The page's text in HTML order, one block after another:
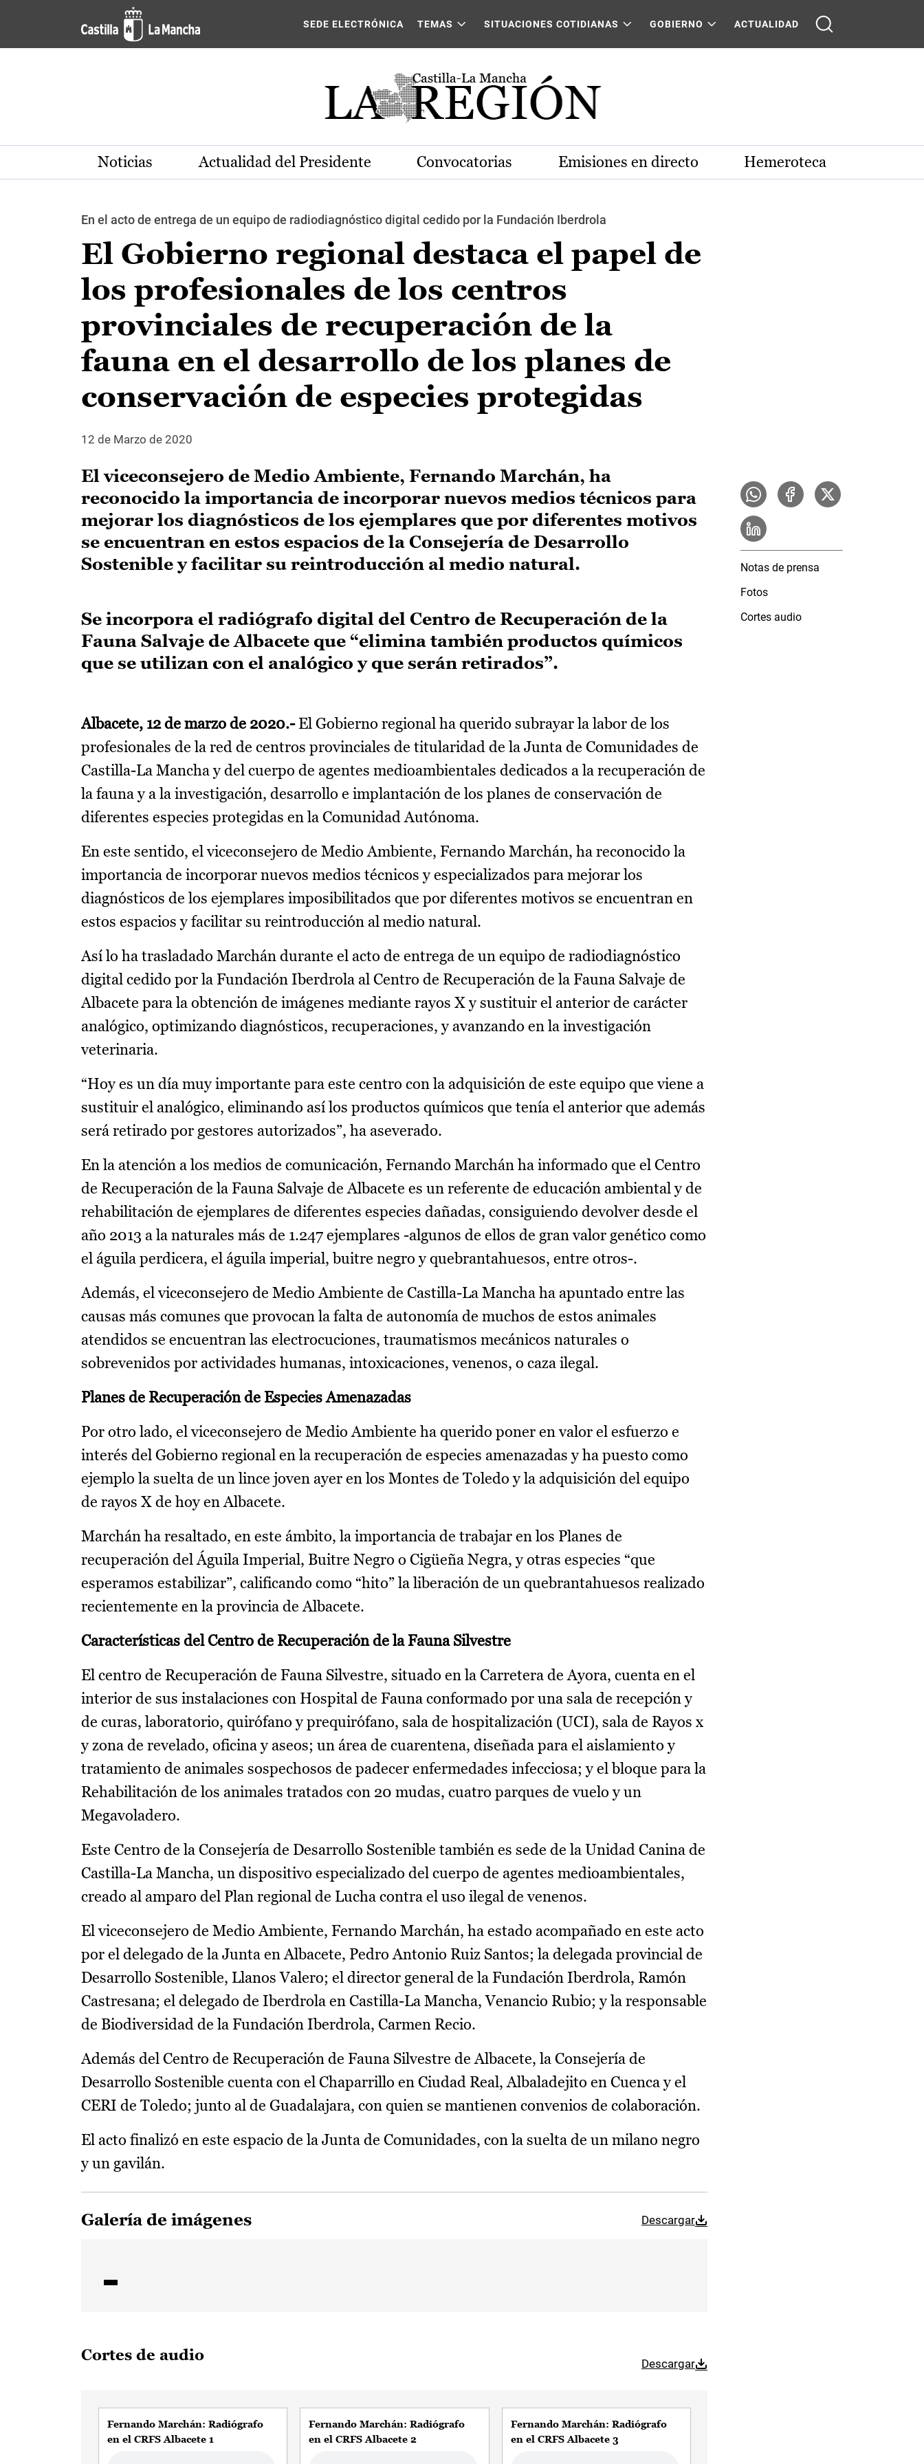
Pasar al contenido principal
SEDE ELECTRÓNICA TEMAS SITUACIONES COTIDIANAS GOBIERNO ACTUALIDAD
Noticias Actualidad del Presidente Convocatorias Emisiones en directo Hemeroteca
En el acto de entrega de un equipo de radiodiagnóstico digital cedido por la Fundación Iberdrola
El Gobierno regional destaca el papel de
los profesionales de los centros
provinciales de recuperación de la
fauna en el desarrollo de los planes de
conservación de especies protegidas
12 de Marzo de 2020
El viceconsejero de Medio Ambiente, Fernando Marchán, ha
reconocido la importancia de incorporar nuevos medios técnicos para
mejorar los diagnósticos de los ejemplares que por diferentes motivos
se encuentran en estos espacios de la Consejería de Desarrollo
Sostenible y facilitar su reintroducción al medio natural.
Se incorpora el radiógrafo digital del Centro de Recuperación de la
Fauna Salvaje de Albacete que “elimina también productos químicos
que se utilizan con el analógico y que serán retirados”.
Albacete, 12 de marzo de 2020.-El Gobierno regional ha querido subrayar la labor de los
profesionales de la red de centros provinciales de titularidad de la Junta de Comunidades de
Castilla-La Mancha y del cuerpo de agentes medioambientales dedicados a la recuperación de
la fauna y a la investigación, desarrollo e implantación de los planes de conservación de
diferentes especies protegidas en la Comunidad Autónoma.
En este sentido, el viceconsejero de Medio Ambiente, Fernando Marchán, ha reconocido la
importancia de incorporar nuevos medios técnicos y especializados para mejorar los
diagnósticos de los ejemplares imposibilitados que por diferentes motivos se encuentran en
estos espacios y facilitar su reintroducción al medio natural.
Así lo ha trasladado Marchán durante el acto de entrega de un equipo de radiodiagnóstico
digital cedido por la Fundación Iberdrola al Centro de Recuperación de la Fauna Salvaje de
Albacete para la obtención de imágenes mediante rayos X y sustituir el anterior de carácter
analógico, optimizando diagnósticos, recuperaciones, y avanzando en la investigación
veterinaria.
“Hoy es un día muy importante para este centro con la adquisición de este equipo que viene a
sustituir el analógico, eliminando así los productos químicos que tenía el anterior que además
será retirado por gestores autorizados”, ha aseverado.
En la atención a los medios de comunicación, Fernando Marchán ha informado que el Centro
de Recuperación de la Fauna Salvaje de Albacete es un referente de educación ambiental y de
rehabilitación de ejemplares de diferentes especies dañadas, consiguiendo devolver desde el
año 2013 a la naturales más de 1.247 ejemplares -algunos de ellos de gran valor genético como
el águila perdicera, el águila imperial, buitre negro y quebrantahuesos, entre otros-.
Además, el viceconsejero de Medio Ambiente de Castilla-La Mancha ha apuntado entre las
causas más comunes que provocan la falta de autonomía de muchos de estos animales
atendidos se encuentran las electrocuciones, traumatismos mecánicos naturales o
sobrevenidos por actividades humanas, intoxicaciones, venenos, o caza ilegal.
Planes de Recuperación de Especies Amenazadas
Por otro lado, el viceconsejero de Medio Ambiente ha querido poner en valor el esfuerzo e
interés del Gobierno regional en la recuperación de especies amenazadas y ha puesto como
ejemplo la suelta de un lince joven ayer en los Montes de Toledo y la adquisición del equipo
de rayos X de hoy en Albacete.
Marchán ha resaltado, en este ámbito, la importancia de trabajar en los Planes de
recuperación del Águila Imperial, Buitre Negro o Cigüeña Negra, y otras especies “que
esperamos estabilizar”, calificando como “hito” la liberación de un quebrantahuesos realizado
recientemente en la provincia de Albacete.
Características del Centro de Recuperación de la Fauna Silvestre
El centro de Recuperación de Fauna Silvestre, situado en la Carretera de Ayora, cuenta en el
interior de sus instalaciones con Hospital de Fauna conformado por una sala de recepción y
de curas, laboratorio, quirófano y prequirófano, sala de hospitalización (UCI), sala de Rayos x
y zona de revelado, oficina y aseos; un área de cuarentena, diseñada para el aislamiento y
tratamiento de animales sospechosos de padecer enfermedades infecciosa; y el bloque para la
Rehabilitación de los animales tratados con 20 mudas, cuatro parques de vuelo y un
Megavoladero.
Este Centro de la Consejería de Desarrollo Sostenible también es sede de la Unidad Canina de
Castilla-La Mancha, un dispositivo especializado del cuerpo de agentes medioambientales,
creado al amparo del Plan regional de Lucha contra el uso ilegal de venenos.
El viceconsejero de Medio Ambiente, Fernando Marchán, ha estado acompañado en este acto
por el delegado de la Junta en Albacete, Pedro Antonio Ruiz Santos; la delegada provincial de
Desarrollo Sostenible, Llanos Valero; el director general de la Fundación Iberdrola, Ramón
Castresana; el delegado de Iberdrola en Castilla-La Mancha, Venancio Rubio; y la responsable
de Biodiversidad de la Fundación Iberdrola, Carmen Recio.
Además del Centro de Recuperación de Fauna Silvestre de Albacete, la Consejería de
Desarrollo Sostenible cuenta con el Chaparrillo en Ciudad Real, Albaladejito en Cuenca y el
CERI de Toledo; junto al de Guadalajara, con quien se mantienen convenios de colaboración.
El acto finalizó en este espacio de la Junta de Comunidades, con la suelta de un milano negro
y un gavilán.
Galería de imágenes Descargar
Cortes de audio Descargar
Fernando Marchán: Radiógrafo
en el CRFS Albacete 1
Fernando Marchán: Radiógrafo
en el CRFS Albacete 2
Fernando Marchán: Radiógrafo
en el CRFS Albacete 3
Notas de prensa
Fotos
Cortes audio